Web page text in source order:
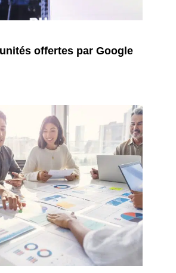
offertes par Google